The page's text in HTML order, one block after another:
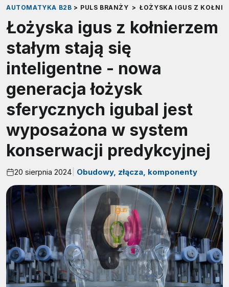
AUTOMATYKA B2B > PULS BRANŻY > ŁOŻYSKA IGUS Z
Łożyska igus z kołnierzem
stałym stają się
inteligentne - nowa
generacja łożysk
sferycznych igubal jest
wyposażona w system
konserwacji predykcyjnej
20 sierpnia 2024 Obudowy, złącza, komponenty